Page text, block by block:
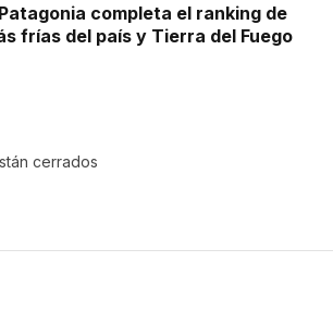
completa el ranking de
frías del país y Tierra del Fuego
cerrados